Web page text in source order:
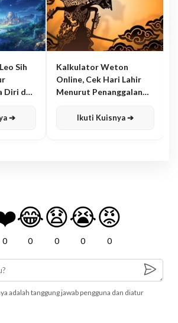
Sih
Diri dan
➔
Kalkulator Weton
Online, Cek Hari Lahir
Menurut Penanggalan
Ikuti Kuisnya ➔
0
😂
0
😧
0
😭
0
😡
0
adalah tanggung jawab pengguna dan diatur